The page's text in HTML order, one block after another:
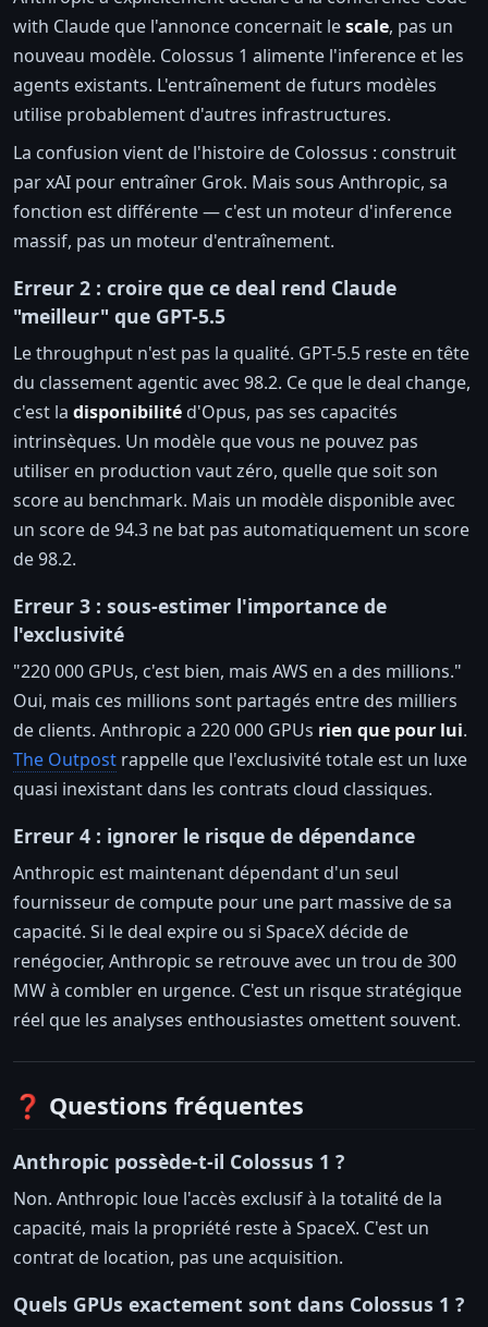
with Claude que l'annonce concernait lescale, pas un
nouveau modèle. Colossus 1 alimente l'inference et les
agents existants. L'entraînement de futurs modèles
utilise probablement d'autres infrastructures.
La confusion vient de l'histoire de Colossus : construit
par xAI pour entraîner Grok. Mais sous Anthropic, sa
fonction est différente — c'est un moteur d'inference
massif, pas un moteur d'entraînement.
Erreur 2 : croire que ce deal rend Claude
"meilleur" que GPT-5.5
Le throughput n'est pas la qualité. GPT-5.5 reste en tête
du classement agentic avec 98.2. Ce que le deal change,
c'est la disponibilité d'Opus, pas ses capacités
intrinsèques. Un modèle que vous ne pouvez pas
utiliser en production vaut zéro, quelle que soit son
score au benchmark. Mais un modèle disponible avec
un score de 94.3 ne bat pas automatiquement un score
de 98.2.
Erreur 3 : sous-estimer l'importance de
l'exclusivité
"220 000 GPUs, c'est bien, mais AWS en a des millions."
Oui, mais ces millions sont partagés entre des milliers
de clients. Anthropic a 220 000 GPUs rien que pour lui.
The Outpost rappelle que l'exclusivité totale est un luxe
quasi inexistant dans les contrats cloud classiques.
Erreur 4 : ignorer le risque de dépendance
Anthropic est maintenant dépendant d'un seul
fournisseur de compute pour une part massive de sa
capacité. Si le deal expire ou si SpaceX décide de
renégocier, Anthropic se retrouve avec un trou de 300
MW à combler en urgence. C'est un risque stratégique
réel que les analyses enthousiastes omettent souvent.
❓ Questions fréquentes
Anthropic possède-t-il Colossus 1 ?
Non. Anthropic loue l'accès exclusif à la totalité de la
capacité, mais la propriété reste à SpaceX. C'est un
contrat de location, pas une acquisition.
Quels GPUs exactement sont dans Colossus 1 ?